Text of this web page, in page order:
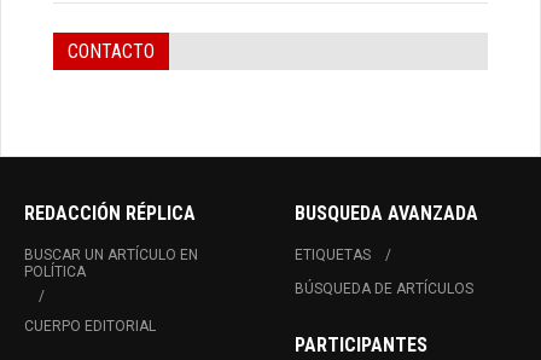
CONTACTO
REDACCIÓN RÉPLICA
BUSCAR UN ARTÍCULO EN
POLÍTICA
CUERPO EDITORIAL
BUSQUEDA AVANZADA
ETIQUETAS
BÚSQUEDA DE ARTÍCULOS
PARTICIPANTES